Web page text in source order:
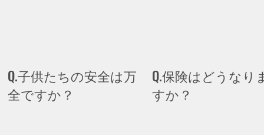
Q.子供たちの安全は万
全ですか？
Q.保険はどうなり
すか？